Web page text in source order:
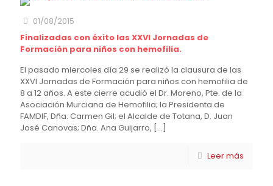
01/08/2015
Finalizadas con éxito las XXVI Jornadas de
Formación para niños con hemofilia.
El pasado miercoles día 29 se realizó la clausura de las
XXVI Jornadas de Formación para niños con hemofilia de
8 a 12 años. A este cierre acudió el Dr. Moreno, Pte. de la
Asociación Murciana de Hemofilia; la Presidenta de
FAMDIF, Dña. Carmen Gil; el Alcalde de Totana, D. Juan
José Canovas; Dña. Ana Guijarro, […]
Leer más